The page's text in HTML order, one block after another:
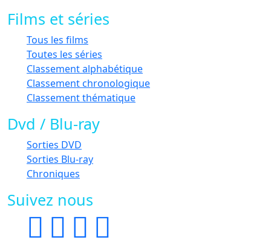
Films et séries
Tous les films
Toutes les séries
Classement alphabétique
Classement chronologique
Classement thématique
Dvd / Blu-ray
Sorties DVD
Sorties Blu-ray
Chroniques
Suivez nous